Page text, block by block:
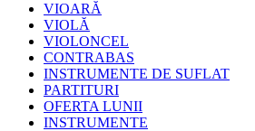
VIOARĂ
VIOLĂ
VIOLONCEL
CONTRABAS
INSTRUMENTE DE SUFLAT
PARTITURI
OFERTA LUNII
INSTRUMENTE